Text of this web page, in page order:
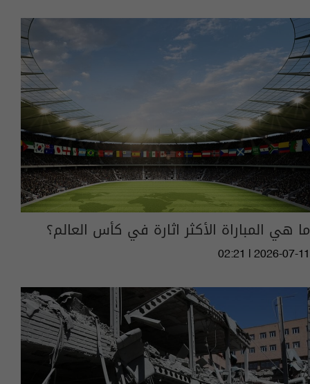
ما هي المباراة الأكثر اثارة في كأس العالم؟
02:21 | 2026-07-11